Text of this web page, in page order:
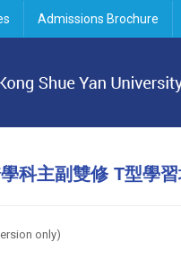
Admissions Brochure
科主副雙修 T型學
ersion only)